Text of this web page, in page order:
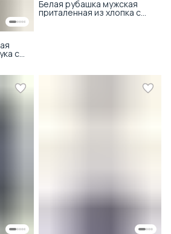
с
Белая рубашка мужская
приталенная из хлопка с